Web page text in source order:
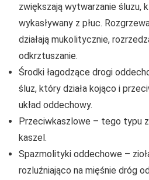
zwiększają wytwarzanie śluzu,
wykasływany z płuc.
działają mukolitycznie,
odkrztuszanie.
Środki łagodzące drogi
śluz, który działa kojąco i
układ oddechowy.
Przeciwkaszlowe – tego typu
kaszel.
Spazmolityki oddechowe –
rozluźniająco na mięśnie dróg